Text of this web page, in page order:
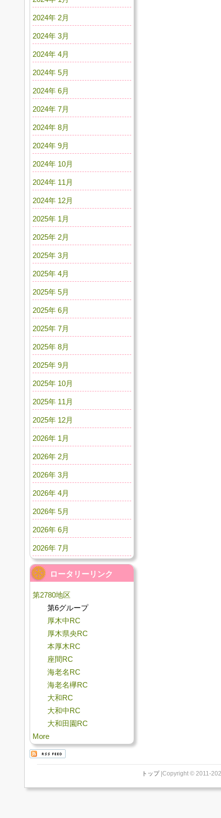
2024年 2月
2024年 3月
2024年 4月
2024年 5月
2024年 6月
2024年 7月
2024年 8月
2024年 9月
2024年 10月
2024年 11月
2024年 12月
2025年 1月
2025年 2月
2025年 3月
2025年 4月
2025年 5月
2025年 6月
2025年 7月
2025年 8月
2025年 9月
2025年 10月
2025年 11月
2025年 12月
2026年 1月
2026年 2月
2026年 3月
2026年 4月
2026年 5月
2026年 6月
2026年 7月
ロータリーリンク
第2780地区
第6グループ
厚木中RC
厚木県央RC
本厚木RC
座間RC
海老名RC
海老名欅RC
大和RC
大和中RC
大和田園RC
More
トップ|Copyright © 2011-